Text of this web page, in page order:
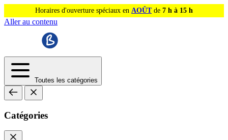
Horaires d'ouverture spéciaux en AOÛTde 7 h à 15 h
Aller au contenu
Toutes les catégories
Catégories